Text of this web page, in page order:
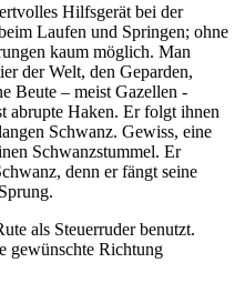
Hilfsgerät bei der
Laufen und Springen; ohne
kaum möglich. Man
der Welt, den Geparden,
Beute – meist Gazellen -
abrupte Haken. Er folgt ihnen
Schwanz. Gewiss, eine
Schwanzstummel. Er
denn er fängt seine
als Steuerruder benutzt.
gewünschte Richtung